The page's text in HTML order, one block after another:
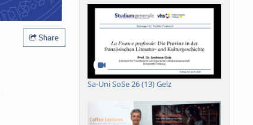
Share
Sa-Uni SoSe 26 (13) Gelz